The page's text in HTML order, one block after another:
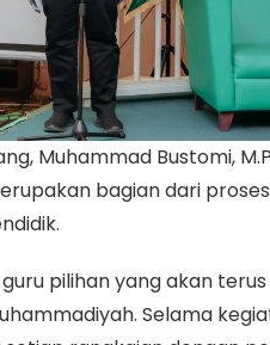
Muhammad Bustomi,
bagian dari
pilihan yang akan
Selama